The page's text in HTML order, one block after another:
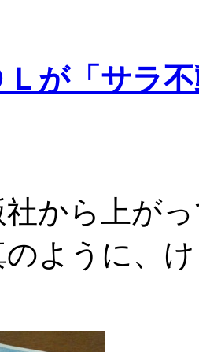
Ｌが「サラ
から上が
ように、